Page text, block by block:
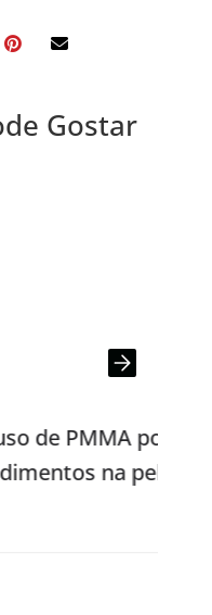
Gostar
PMMA por
na pele